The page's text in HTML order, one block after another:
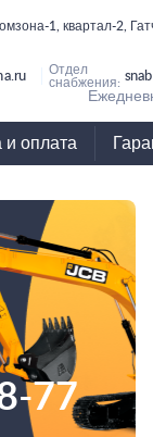
1, квартал-2,
Отдел
снабжения:
и оплата
77